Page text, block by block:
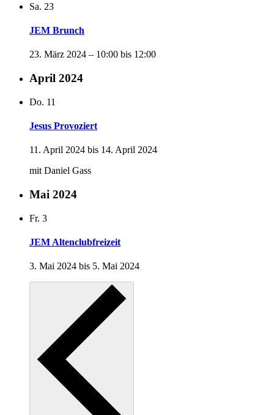
Sa. 23
JEM Brunch
23. März 2024 – 10:00 bis 12:00
April 2024
Do. 11
Jesus Provoziert
11. April 2024 bis 14. April 2024
mit Daniel Gass
Mai 2024
Fr. 3
JEM Altenclubfreizeit
3. Mai 2024 bis 5. Mai 2024